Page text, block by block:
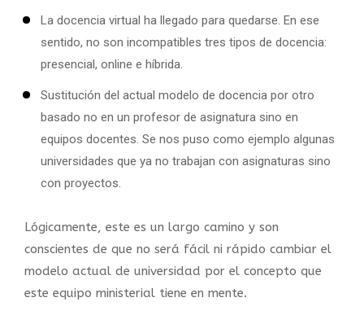
La docencia virtual ha llegado para quedarse. En ese
sentido, no son incompatibles tres tipos de docencia:
presencial, online e híbrida.
Sustitución del actual modelo de docencia por otro
basado no en un profesor de asignatura sino en
equipos docentes. Se nos puso como ejemplo algunas
universidades que ya no trabajan con asignaturas sino
con proyectos.
Lógicamente, este es un largo camino y son
conscientes de que no será fácil ni rápido cambiar el
modelo actual de universidad por el concepto que
este equipo ministerial tiene en mente.